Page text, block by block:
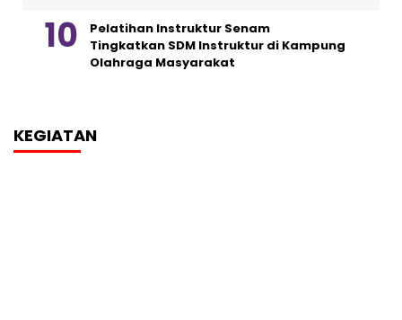
Pelatihan Instruktur Senam
Tingkatkan SDM Instruktur di Kampung
Olahraga Masyarakat
KEGIATAN